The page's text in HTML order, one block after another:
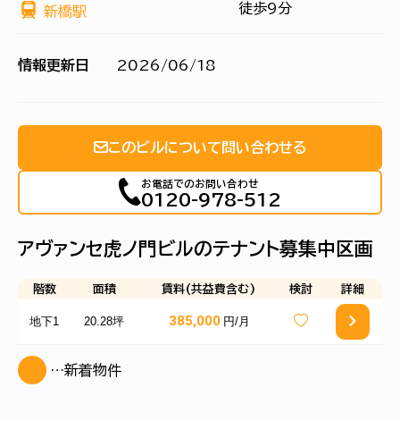
新橋駅 徒歩9分
情報更新日 2026/06/18
このビルについて問い合わせる
お電話でのお問い合わせ
0120-978-512
アヴァンセ虎ノ門ビルのテナント募集中区画
階数 面積 賃料(共益費含む) 検討 詳細
地下1 20.28坪 385,000 円/月
…新着物件